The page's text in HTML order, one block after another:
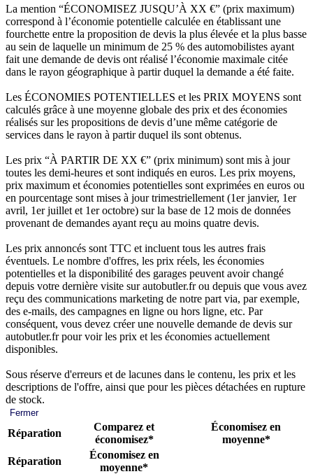
La mention “ÉCONOMISEZ JUSQU’À XX €” (prix maximum)
correspond à l’économie potentielle calculée en établissant une
fourchette entre la proposition de devis la plus élevée et la plus basse
au sein de laquelle un minimum de 25 % des automobilistes ayant
fait une demande de devis ont réalisé l’économie maximale citée
dans le rayon géographique à partir duquel la demande a été faite.
Les ÉCONOMIES POTENTIELLES et les PRIX MOYENS sont
calculés grâce à une moyenne globale des prix et des économies
réalisés sur les propositions de devis d’une même catégorie de
services dans le rayon à partir duquel ils sont obtenus.
Les prix “À PARTIR DE XX €” (prix minimum) sont mis à jour
toutes les demi-heures et sont indiqués en euros. Les prix moyens,
prix maximum et économies potentielles sont exprimées en euros ou
en pourcentage sont mises à jour trimestriellement (1er janvier, 1er
avril, 1er juillet et 1er octobre) sur la base de 12 mois de données
provenant de demandes ayant reçu au moins quatre devis.
Les prix annoncés sont TTC et incluent tous les autres frais
éventuels. Le nombre d'offres, les prix réels, les économies
potentielles et la disponibilité des garages peuvent avoir changé
depuis votre dernière visite sur autobutler.fr ou depuis que vous avez
reçu des communications marketing de notre part via, par exemple,
des e-mails, des campagnes en ligne ou hors ligne, etc. Par
conséquent, vous devez créer une nouvelle demande de devis sur
autobutler.fr pour voir les prix et les économies actuellement
disponibles.
Sous réserve d'erreurs et de lacunes dans le contenu, les prix et les
descriptions de l'offre, ainsi que pour les pièces détachées en rupture
de stock.
Fermer
Réparation
Comparez et
économisez*
Économisez en
moyenne*
Réparation
Économisez en
moyenne*